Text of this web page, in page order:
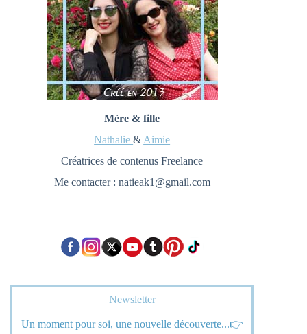
Mère & fille
Nathalie& Aimie
Créatrices de contenus Freelance
Me contacter: natieak1@gmail.com
Newsletter
Un moment pour soi, une nouvelle découverte...👉